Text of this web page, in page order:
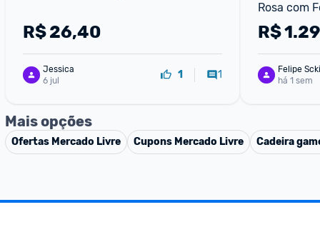
R$26,40
Jessica
6 jul
1 1
Rosa com
Bass Preto
R$
Felipe
há 1 sem
Mais opções
Ofertas Mercado Livre Cupons Mercado Livre Cadeira